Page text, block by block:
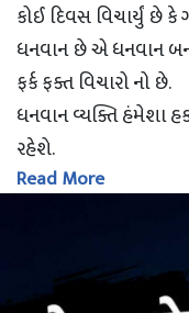
કોઈ દિવસ વિચાર્યું છે
ધનવાન છે એ ધનવાન
ફર્ક ફક્ત વિચારો નો છે.
ધનવાન વ્યક્તિ હંમેશા
રહેશે.
ગરીબ વ્યક્તિ મહેનત
ગમે તેવી ખરાબ
મુશ્કેલી મોટી નહીં લાગે.
Read More